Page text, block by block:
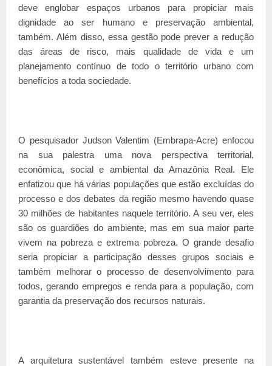
deve englobar espaços urbanos para propiciar mais
dignidade ao ser humano e preservação ambiental,
também. Além disso, essa gestão pode prever a redução
das áreas de risco, mais qualidade de vida e um
planejamento contínuo de todo o território urbano com
benefícios a toda sociedade.
O pesquisador Judson Valentim (Embrapa-Acre) enfocou
na sua palestra uma nova perspectiva territorial,
econômica, social e ambiental da Amazônia Real. Ele
enfatizou que há várias populações que estão excluídas do
processo e dos debates da região mesmo havendo quase
30 milhões de habitantes naquele território. A seu ver, eles
são os guardiões do ambiente, mas em sua maior parte
vivem na pobreza e extrema pobreza. O grande desafio
seria propiciar a participação desses grupos sociais e
também melhorar o processo de desenvolvimento para
todos, gerando empregos e renda para a população, com
garantia da preservação dos recursos naturais.
A arquitetura sustentável também esteve presente na